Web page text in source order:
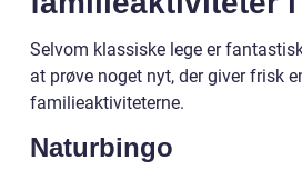
Selvom klassiske lege er
at prøve noget nyt, der giver frisk
familieaktiviteterne.
Naturbingo